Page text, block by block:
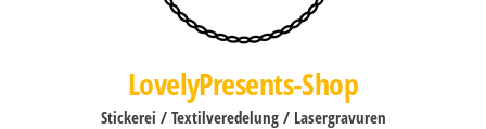
LovelyPresents-Shop
Stickerei / Textilveredelung / Lasergravuren